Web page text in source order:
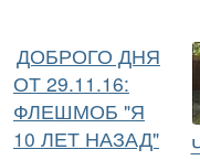
ДОБРОГО ДНЯ
ОТ 29.11.16:
ФЛЕШМОБ "Я
10 ЛЕТ НАЗАД"